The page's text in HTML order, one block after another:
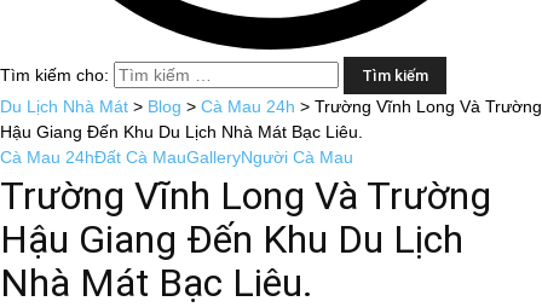
Tìm kiếm cho:
Du Lịch Nhà Mát > Blog > Cà Mau 24h > Trường Vĩnh Long Và Trường
Hậu Giang Đến Khu Du Lịch Nhà Mát Bạc Liêu.
Cà Mau 24hĐất Cà MauGalleryNgười Cà Mau
Trường Vĩnh Long Và Trường
Hậu Giang Đến Khu Du Lịch
Nhà Mát Bạc Liêu.